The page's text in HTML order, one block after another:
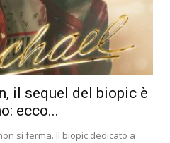
il sequel del biopic è
ecco...
si ferma. Il biopic dedicato a